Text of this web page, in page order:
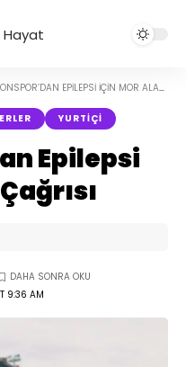
EPILEPSI İÇIN MOR ALARM ÇAĞRISI
YURTIÇI
Epilepsi
9:36 AM